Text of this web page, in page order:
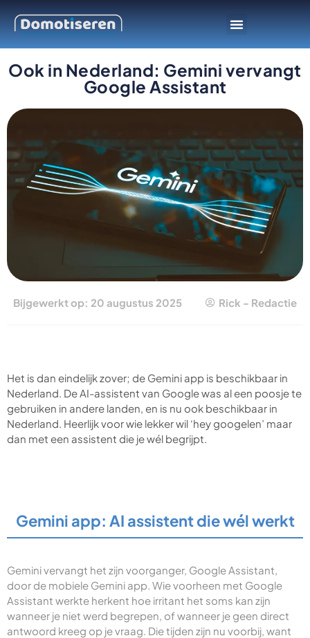
Ook in Nederland: Gemini vervangt
Google Assistant
Bijgewerkt op: 20 augustus 2025 Rick - Redactie
Het is dan eindelijk zover; de Gemini app is beschikbaar in
Nederland. De AI-assistent van Google was al een poosje te
gebruiken in andere landen, en is nu ook beschikbaar in
Nederland. Heerlijk voor wie lekker wil ‘hey googelen’ maar
dan met een assistent die je wél begrijpt.
Gemini app: AI assistent die wél werkt
Gemini vervangt het zijn voorganger, Google Assistant,
door de mobiele Gemini app. Wie voorheen met Google
Assistant werkte herkent hoe irritant het soms kan zijn
wanneer je niet werd begrepen, of wanneer je geen direct
antwoord kreeg op je vraag. Die tijden zijn nu voorbij, want